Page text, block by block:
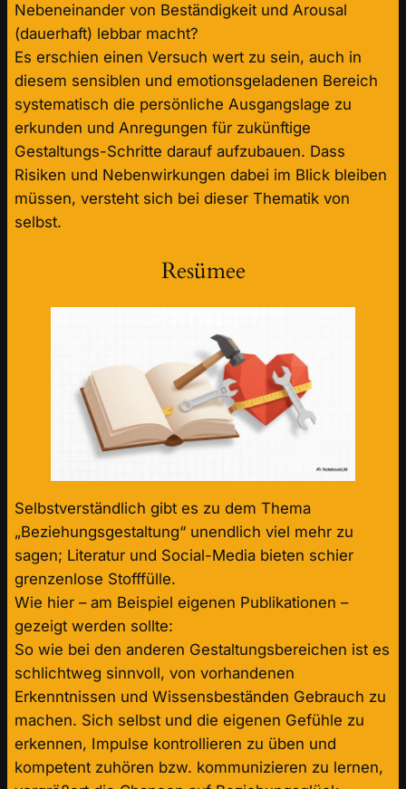
Nebeneinander von Beständigkeit und Arousal
(dauerhaft) lebbar macht?
Es erschien einen Versuch wert zu sein, auch in
diesem sensiblen und emotionsgeladenen Bereich
systematisch die persönliche Ausgangslage zu
erkunden und Anregungen für zukünftige
Gestaltungs-Schritte darauf aufzubauen. Dass
Risiken und Nebenwirkungen dabei im Blick bleiben
müssen, versteht sich bei dieser Thematik von
selbst.
Resümee
Selbstverständlich gibt es zu dem Thema
„Beziehungsgestaltung“ unendlich viel mehr zu
sagen; Literatur und Social-Media bieten schier
grenzenlose Stofffülle.
Wie hier – am Beispiel eigenen Publikationen –
gezeigt werden sollte:
So wie bei den anderen Gestaltungsbereichen ist es
schlichtweg sinnvoll, von vorhandenen
Erkenntnissen und Wissensbeständen Gebrauch zu
machen. Sich selbst und die eigenen Gefühle zu
erkennen, Impulse kontrollieren zu üben und
kompetent zuhören bzw. kommunizieren zu lernen,